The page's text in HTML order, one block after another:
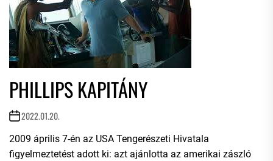
PHILLIPS KAPITÁNY
2022.01.20.
2009 április 7-én az USA Tengerészeti Hivatala
figyelmeztetést adott ki: azt ajánlotta az amerikai zászló